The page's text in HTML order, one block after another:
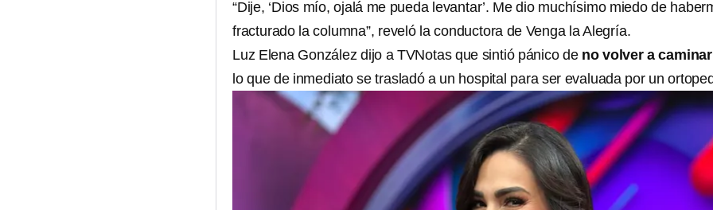
“Dije, ‘Dios mío, ojalá me pueda levantar’. Me dio muchísimo miedo de
fracturado la columna”, reveló la conductora de Venga la Alegría.
Luz Elena González dijo a TVNotas que sintió pánico de no volver a caminar
lo que de inmediato se trasladó a un hospital para ser evaluada por un